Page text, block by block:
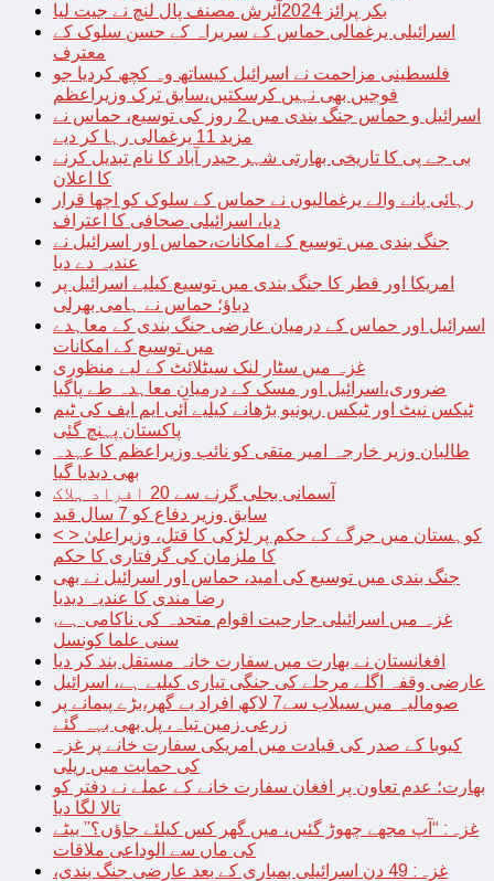
بکر پرائز 2024آئرش مصنف پال لنچ نے جیت لیا
اسرائیلی یرغمالی حماس کے سربراہ کے حسن سلوک کے
معترف
فلسطینی مزاحمت نے اسرائیل کیساتھ وہ کچھ کردیا جو
فوجیں بھی نہیں کرسکتیں،سابق ترک وزیراعظم
اسرائیل و حماس جنگ بندی میں 2 روز کی توسیع، حماس نے
مزید 11 یرغمالی رہا کر دیے
بی جے پی کا تاریخی بھارتی شہر حیدر آباد کا نام تبدیل کرنے
کا اعلان
رہائی پانے والے یرغمالیوں نے حماس کے سلوک کو اچھا قرار
دیا، اسرائیلی صحافی کا اعتراف
جنگ بندی میں توسیع کے امکانات،حماس اور اسرائیل نے
عندیہ دے دیا
امریکا اور قطر کا جنگ بندی میں توسیع کیلیے اسرائیل پر
دباؤ؛ حماس نے ہامی بھرلی
اسرائیل اور حماس کے درمیان عارضی جنگ بندی کے معاہدے
میں توسیع کے امکانات
غزہ میں سٹار لنک سیٹلائٹ کے لیے منظوری
ضروری،اسرائیل اور مسک کے درمیان معاہدہ طے پاگیا
ٹیکس نیٹ اور ٹیکس ریونیو بڑھانے کیلیے آئی ایم ایف کی ٹیم
پاکستان پہنچ گئی
طالبان وزیر خارجہ امیر متقی کو نائب وزیراعظم کا عہدہ
بھی دیدیا گیا
آسمانی بجلی گرنے سے 20 افراد ہلاک
سابق وزیر دفاع کو 7 سال قید
< > کوہستان میں جرگے کے حکم پر لڑکی کا قتل، وزیراعلیٰ
کا ملزمان کی گرفتاری کا حکم
جنگ بندی میں توسیع کی امید، حماس اور اسرائیل نے بھی
رضا مندی کا عندیہ دیدیا
غزہ میں اسرائیلی جارحیت اقوام متحدہ کی ناکامی ہے,
سنی علما کونسل
افغانستان نے بھارت میں سفارت خانہ مستقل بند کر دیا
عارضی وقفہ اگلے مرحلے کی جنگی تیاری کیلیے ہے، اسرائیل
صومالیہ میں سیلاب سے7 لاکھ افراد بے گھر،بڑے پیمانے پر
زرعی زمین تباہ، پل بھی بہہ گئے
کیوبا کے صدر کی قیادت میں امریکی سفارت خانے پر غزہ
کی حمایت میں ریلی
بھارت؛ عدم تعاون پر افغان سفارت خانے کے عملے نے دفتر کو
تالا لگا دیا
غزہ: “آپ مجھے چھوڑ گئیں، میں گھر کس کیلئے جاؤں؟” بیٹے
کی ماں سے الوداعی ملاقات
غزہ: 49 دن اسرائیلی بمباری کے بعد عارضی جنگ بندی،